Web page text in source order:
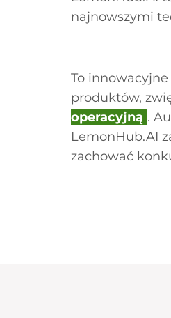
najnowszymi
To
produktów,
operacyjną .
LemonHub.AI
zachować